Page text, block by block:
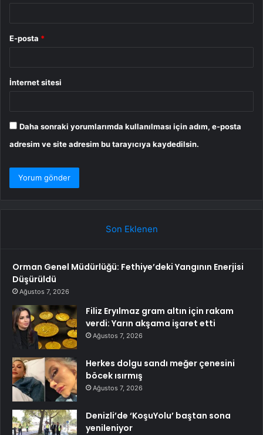
E-posta *
İnternet sitesi
Daha sonraki yorumlarımda kullanılması için adım, e-posta
adresim ve site adresim bu tarayıcıya kaydedilsin.
Son Eklenen
Orman Genel Müdürlüğü: Fethiye’deki Yangının Enerjisi
Düşürüldü
Ağustos 7, 2026
Filiz Eryılmaz gram altın için rakam
verdi: Yarın akşama işaret etti
Ağustos 7, 2026
Herkes dolgu sandı meğer çenesini
böcek ısırmış
Ağustos 7, 2026
Denizli’de ‘KoşuYolu’ baştan sona
yenileniyor